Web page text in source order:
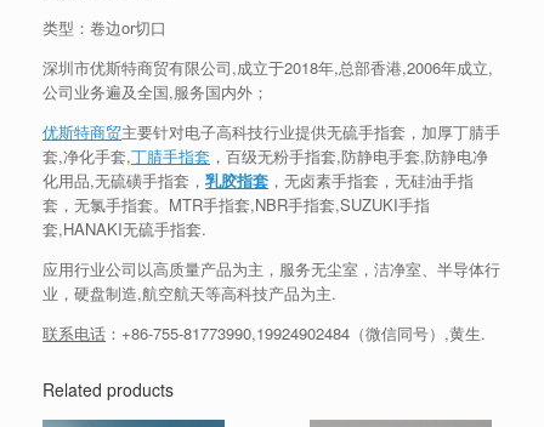
类型：卷边or切口
深圳市优斯特商贸有限公司,成立于2018年,总部香港,2006年成立,
公司业务遍及全国,服务国内外；
优斯特商贸主要针对电子高科技行业提供无硫手指套，加厚丁腈手
套,净化手套,丁腈手指套 ，百级无粉手指套,防静电手套,防静电净
化用品,无硫磺手指套， 乳胶指套 ，无卤素手指套，无硅油手指
套，无氯手指套。MTR手指套,NBR手指套,SUZUKI手指
套,HANAKI无硫手指套.
应用行业公司以高质量产品为主，服务无尘室，洁净室、半导体行
业，硬盘制造,航空航天等高科技产品为主.
联系电话 ： +86-755-81773990,19924902484 （微信同号）,黄生.
Related products